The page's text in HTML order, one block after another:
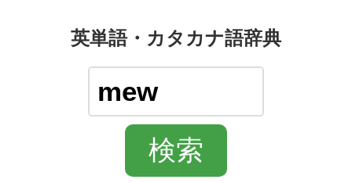
英単語・カタカナ語辞典